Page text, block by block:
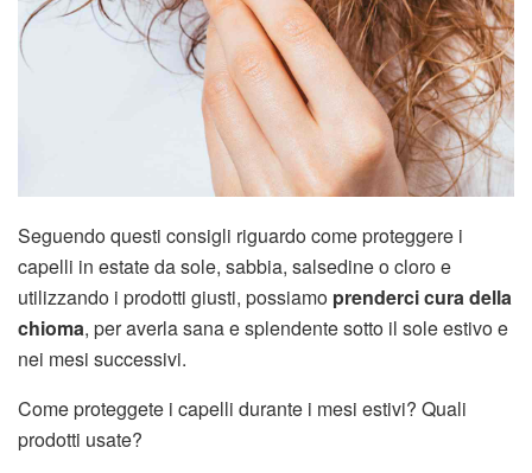
Seguendo questi consigli riguardo come proteggere i
capelli in estate da sole, sabbia, salsedine o cloro e
utilizzando i prodotti giusti, possiamo prenderci cura della
chioma, per averla sana e splendente sotto il sole estivo e
nei mesi successivi.
Come proteggete i capelli durante i mesi estivi? Quali
prodotti usate?